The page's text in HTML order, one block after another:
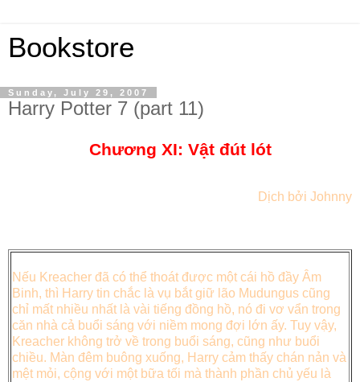
Bookstore
Sunday, July 29, 2007
Harry Potter 7 (part 11)
Chương XI: Vật đút lót
Dịch bởi Johnny
Nếu Kreacher đã có thể thoát được một cái hồ đầy Âm
Binh, thì Harry tin chắc là vụ bắt giữ lão Mudungus cũng
chỉ mất nhiều nhất là vài tiếng đồng hồ, nó đi vơ vẩn trong
căn nhà cả buổi sáng với niềm mong đợi lớn ấy. Tuy vậy,
Kreacher không trở về trong buổi sáng, cũng như buổi
chiều. Màn đêm buông xuống, Harry cảm thấy chán nản và
mệt mỏi, cộng với một bữa tối mà thành phần chủ yếu là